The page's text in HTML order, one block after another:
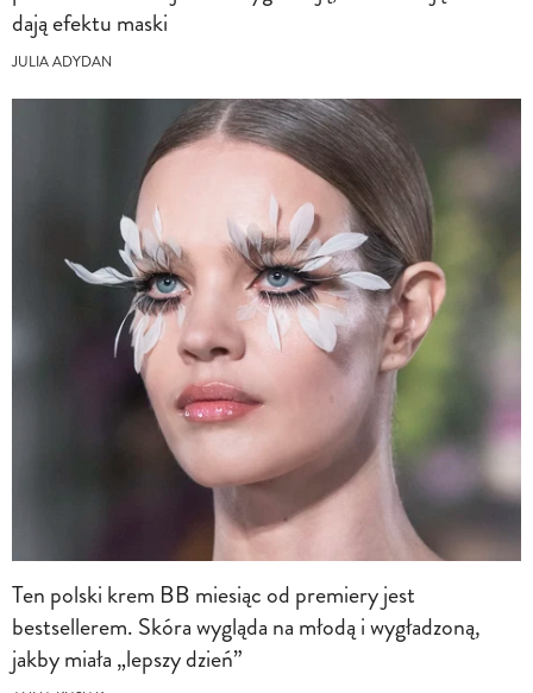
dają efektu maski
JULIA ADYDAN
Ten polski krem BB miesiąc od premiery jest
bestsellerem. Skóra wygląda na młodą i wygładzoną,
jakby miała „lepszy dzień”